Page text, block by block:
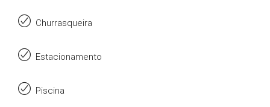
Churrasqueira
Estacionamento
Piscina